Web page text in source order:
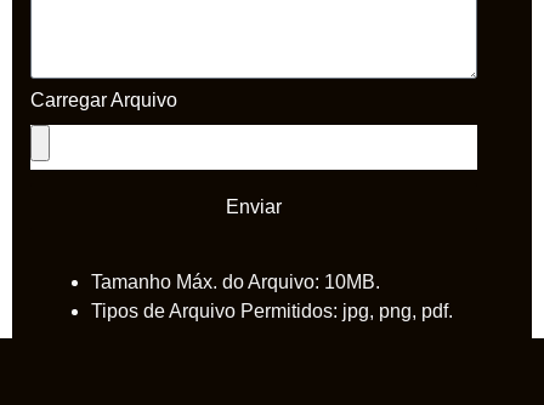
Carregar Arquivo
Enviar
Tamanho Máx. do Arquivo: 10MB.
Tipos de Arquivo Permitidos: jpg, png, pdf.